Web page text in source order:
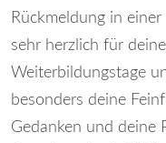
Rückmeldung in
sehr herzlich für
Weiterbildungstage
besonders deine
Gedanken und deine